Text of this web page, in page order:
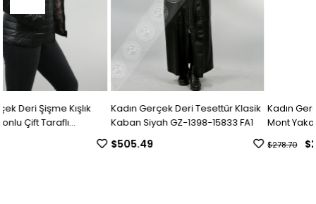
Kadın Gerçek Deri Tesettür Klasik
Kaban Siyah GZ-1398-15833 FA1
Kadın Gerçek Deri Biker Spor
Mont Yaka Detaylı Siyah BK-
$201.96